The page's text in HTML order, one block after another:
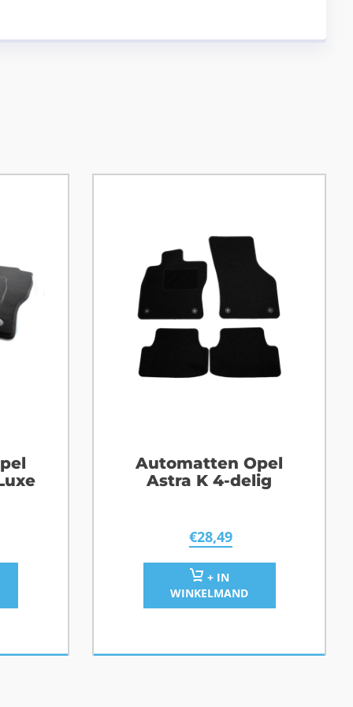
Automatten Opel
Astra K 4-delig
€28,49
+ IN
WINKELMAND